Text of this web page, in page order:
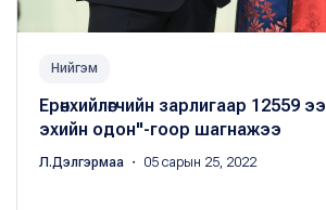
Нийгэм
Ерөнхийлөгчийн зарлигаар 12559
эхийн одон"-гоор шагнажээ
Л.Дэлгэрмаа ・ 05 сарын 25, 2022